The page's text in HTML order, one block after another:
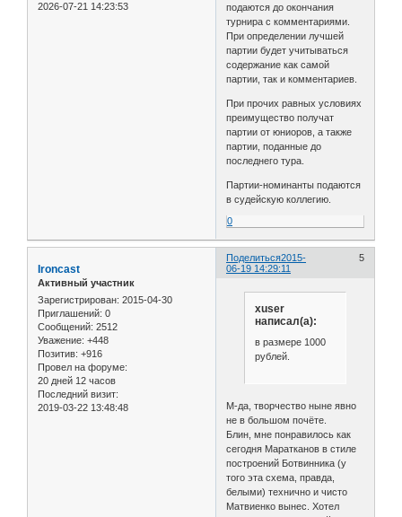
2026-07-21 14:23:53
подаются до окончания
турнира с комментариями.
При определении лучшей
партии будет учитываться
содержание как самой
партии, так и комментариев.
При прочих равных условиях
преимущество получат
партии от юниоров, а также
партии, поданные до
последнего тура.
Партии-номинанты подаются
в судейскую коллегию.
0
Поделиться 5
2015-
06-19 14:29:11
Ironcast
Активный участник
Зарегистрирован: 2015-04-30
Приглашений: 0
Сообщений: 2512
Уважение: +448
Позитив: +916
Провел на форуме:
20 дней 12 часов
Последний визит:
2019-03-22 13:48:48
xuser
написал(а):
в размере 1000
рублей.
М-да, творчество ныне явно
не в большом почёте.
Блин, мне понравилось как
сегодня Маратканов в стиле
построений Ботвинника (у
того эта схема, правда,
белыми) технично и чисто
Матвиенко вынес. Хотел